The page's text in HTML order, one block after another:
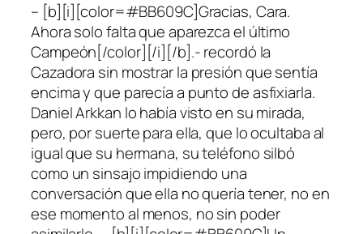
– [b][i][color=#BB609C]Gracias, Cara.
Ahora solo falta que aparezca el último
Campeón[/color][/i][/b].- recordó la
Cazadora sin mostrar la presión que sentía
encima y que parecía a punto de asfixiarla.
Daniel Arkkan lo había visto en su mirada,
pero, por suerte para ella, que lo ocultaba al
igual que su hermana, su teléfono silbó
como un sinsajo impidiendo una
conversación que ella no quería tener, no en
ese momento al menos, no sin poder